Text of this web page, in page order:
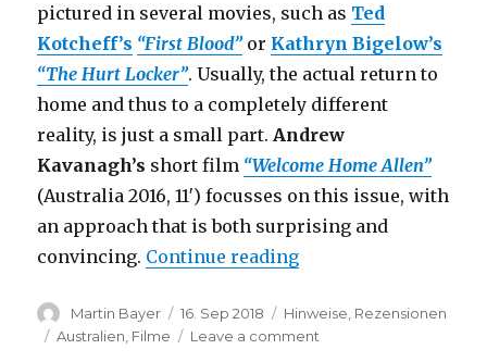
pictured in several movies, such as Ted
Kotcheff’s “First Blood” or Kathryn Bigelow’s
“The Hurt Locker”. Usually, the actual return to
home and thus to a completely different
reality, is just a small part. Andrew
Kavanagh’s short film “Welcome Home Allen”
(Australia 2016, 11′) focusses on this issue, with
an approach that is both surprising and
convincing. Continue reading“Welcome Home
Author
Martin Bayer
Posted
on
16. Sep 2018 Categories
Hinweise Rezensionen
Tags
Australien Filme Leave a comment